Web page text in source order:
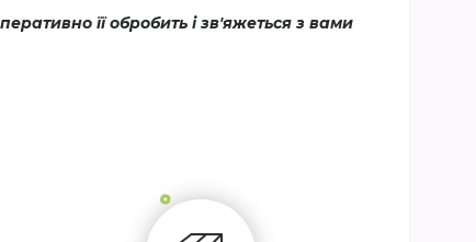
її обробить і зв'яжеться з вами